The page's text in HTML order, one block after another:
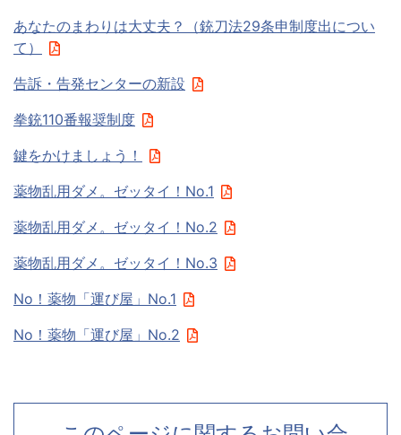
あなたのまわりは大丈夫？（銃刀法29条申制度出につい
て）
告訴・告発センターの新設
拳銃110番報奨制度
鍵をかけましょう！
薬物乱用ダメ。ゼッタイ！No.1
薬物乱用ダメ。ゼッタイ！No.2
薬物乱用ダメ。ゼッタイ！No.3
No！薬物「運び屋」No.1
No！薬物「運び屋」No.2